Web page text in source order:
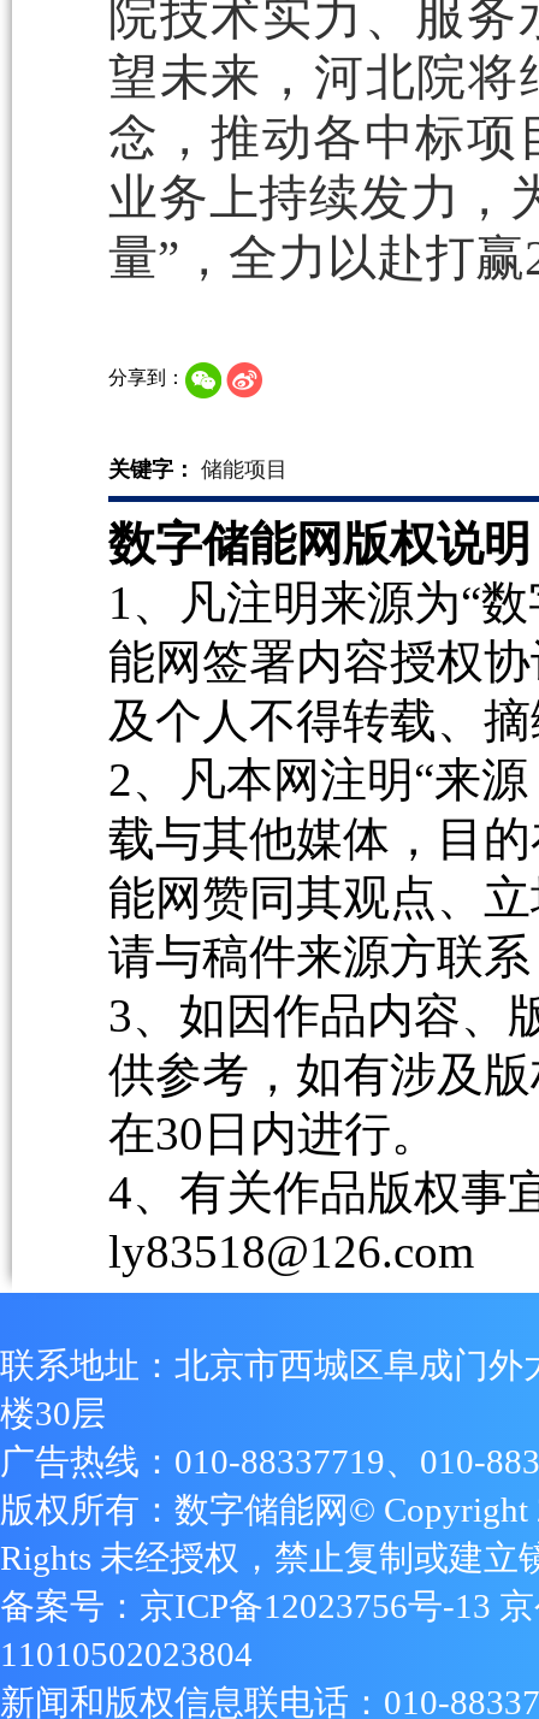
院技术实力、服
望未来，河北院将
念，推动各中标项
业务上持续发力，
量”，全力以赴打
分享到：
关键字： 储能项目
数字储能网版权说
1、凡注明来源为“
能网签署内容授权
及个人不得转载、
2、凡本网注明“来
载与其他媒体，目
能网赞同其观点、
请与稿件来源方联
3、如因作品内容、
供参考，如有涉及
在30日内进行。
4、有关作品版权事
ly83518@126.com
联系地址：北京市西城区阜成门外
楼30层
广告热线：010-88337719、010-
版权所有：数字储能网© Copyright
Rights 未经授权，禁止复制或建立
备案号： 京ICP备12023756号-13
11010502023804
新闻和版权信息联电话：010-